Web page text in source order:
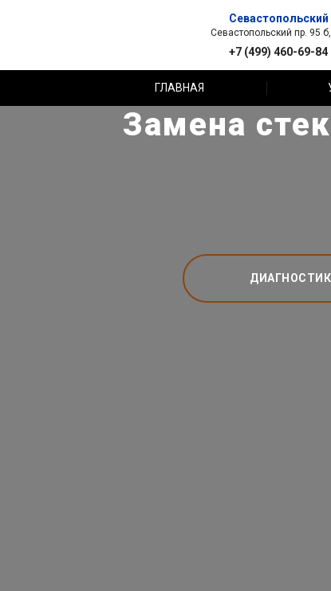
Севастопольский
Севастопольский пр. 95
+7 (499) 460-69-84
ГЛАВНАЯ
Замена